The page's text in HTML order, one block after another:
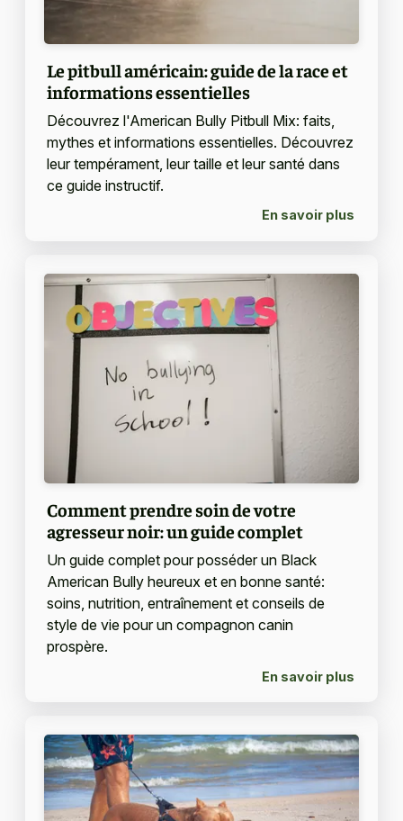
Le pitbull américain: guide de la race et
informations essentielles
Découvrez l'American Bully Pitbull Mix: faits,
mythes et informations essentielles. Découvrez
leur tempérament, leur taille et leur santé dans
ce guide instructif.
En savoir plus
Comment prendre soin de votre
agresseur noir: un guide complet
Un guide complet pour posséder un Black
American Bully heureux et en bonne santé:
soins, nutrition, entraînement et conseils de
style de vie pour un compagnon canin
prospère.
En savoir plus